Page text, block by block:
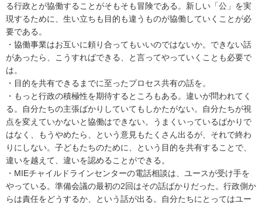
る行政とが協働することがそもそも冒険である。新しい「公」を実
現するために、生い立ちも目的も違うものが協働していくことが必
要である。
・協働事業はお互いに頼り合ってもいいのではないか。できない話
があったら、こうすればできる、と言ってやっていくことも必要で
は。
・目的を共有できるまでに至ったプロセス共有の話を。
・もっと行政の積極性を期待するところもある。違いが問われてく
る。自分たちの主張ばかりしていてもしかたがない。自分たちが視
点を変えていかないと協働はできない。うまくいっているばかりで
はなく、もうやめたら、という意見もたくさん出るが、それで終わ
りにしない。子どもたちのために、という目的を共有することで、
違いを越えて、違いを認めることができる。
・MIEチャイルドラインセンターの電話相談は、ユースが受け手を
やっている。準備会議の最初の2回はその話ばかりだった。行政側か
らは責任をどうするか、という話が出る。自分たちにとってはユー